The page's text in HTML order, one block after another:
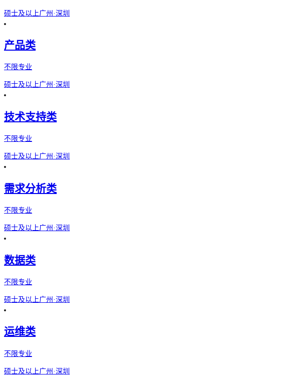
硕士及以上广州·深圳
产品类
不限专业
硕士及以上广州·深圳
技术支持类
不限专业
硕士及以上广州·深圳
需求分析类
不限专业
硕士及以上广州·深圳
数据类
不限专业
硕士及以上广州·深圳
运维类
不限专业
硕士及以上广州·深圳